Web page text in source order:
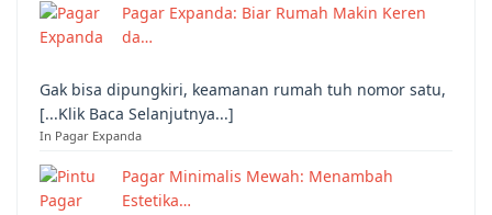
Pagar Expanda: Biar Rumah Makin Keren
da…
Gak bisa dipungkiri, keamanan rumah tuh nomor satu,
[...Klik Baca Selanjutnya...]
In Pagar Expanda
Pagar Minimalis Mewah: Menambah
Estetika…